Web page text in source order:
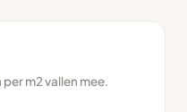
m2 vallen mee.